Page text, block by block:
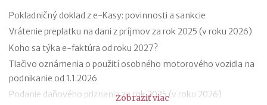
Pokladničný doklad z e-Kasy: povinnosti a sankcie
Vrátenie preplatku na dani z príjmov za rok 2025 (v roku 2026)
Koho sa týka e-faktúra od roku 2027?
Tlačivo oznámenia o použití osobného motorového vozidla na
podnikanie od 1.1.2026
Podanie daňového priznania za rok 2025 (v roku 2026)
Zobraziť viac